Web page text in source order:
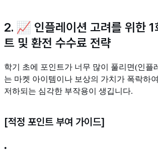
2. 📈 인플레이션 고려를 위한 1
트 및 환전 수수료 전략
학기 초에 포인트가 너무 많이 풀리면(인플
는 마켓 아이템이나 보상의 가치가 폭락하
저하되는 심각한 부작용이 생깁니다.
[적정 포인트 부여 가이드]
•